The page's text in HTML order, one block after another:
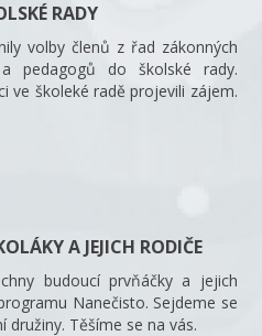
RADY
volby členů z řad zákonných
pedagogů do školské rady.
ve školeké radě projevili zájem.
A JEJICH RODIČE
budoucí prvňáčky a jejich
Nanečisto. Sejdeme se
Těšíme se na vás.